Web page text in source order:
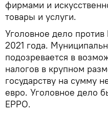
фирмами и
товары и услуги.
Уголовное дело против
2021 года.
подозревается в
налогов в крупном
государству на сумму
евро. Уголовное дело
EPPO.